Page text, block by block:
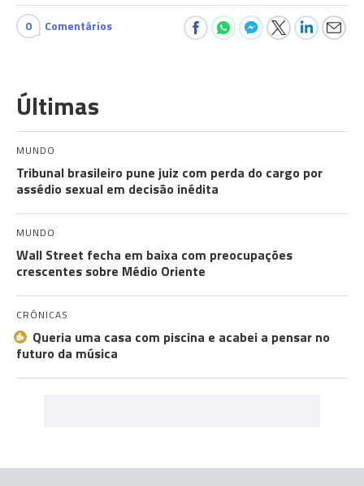
0 Comentários
Últimas
MUNDO
Tribunal brasileiro pune juiz com perda do cargo por
assédio sexual em decisão inédita
MUNDO
Wall Street fecha em baixa com preocupações
crescentes sobre Médio Oriente
CRÓNICAS
Queria uma casa com piscina e acabei a pensar no
futuro da música